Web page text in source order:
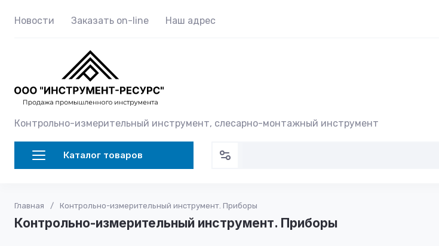
Новости Заказать on-line Наш адрес
Контрольно-измерительный инструмент, слесарно-монтажный инструмент
Каталог товаров
Главная / Контрольно-измерительный инструмент. Приборы
Контрольно-измерительный инструмент. Приборы